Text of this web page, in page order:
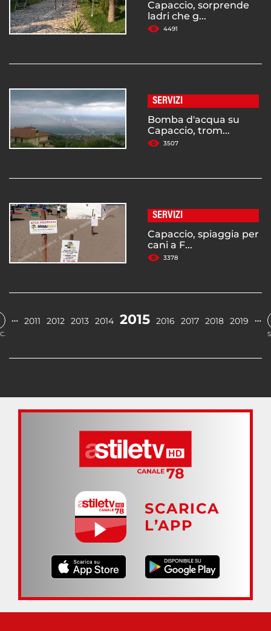
Capaccio, sorprende
ladri che g...
4491
SERVIZI
Bomba d'acqua su
Capaccio, trom...
3507
SERVIZI
Capaccio, spiaggia per
cani a F...
3378
… 2011 2012 2013 2014 2015 2016 2017 2018 2019 …
SCARICA
L’APP